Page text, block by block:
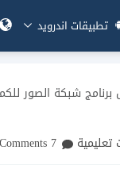
تطبيقات اندرويد
برنامج شبكة الصور
7 Comments